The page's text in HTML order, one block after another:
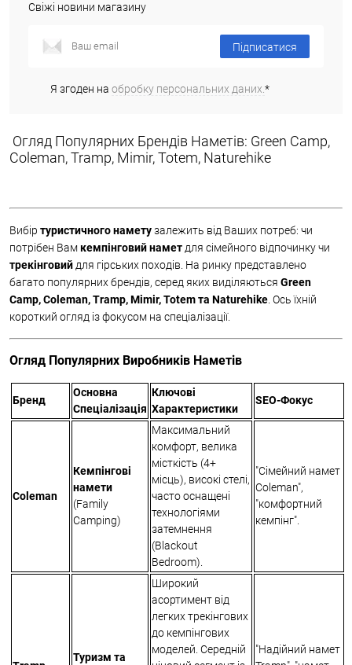
Свіжі новини магазину
Підписатися
Я згоден на обробку персональних даних.*
Огляд Популярних Брендів Наметів: Green Camp,
Coleman, Tramp, Mimir, Totem, Naturehike
Вибір туристичного наметузалежить від Ваших потреб: чи
потрібен Вамкемпінговий намет для сімейного відпочинку чи
трекінговий для гірських походів. На ринку представлено
багато популярних брендів, серед яких виділяються Green
Camp, Coleman, Tramp, Mimir, Totem та Naturehike . Ось їхній
короткий огляд із фокусом на спеціалізації.
Огляд Популярних Виробників Наметів
Бренд
Основна
Спеціалізація
Ключові
Характеристики
SEO-Фокус
Coleman
Кемпінгові
намети
(Family
Camping)
Максимальний
комфорт, велика
місткість (4+
місць), високі стелі,
часто оснащені
технологіями
затемнення
(Blackout
Bedroom).
"Сімейний намет
Coleman",
"комфортний
кемпінг".
Туризм та
Широкий
асортимент від
легких трекінгових
до кемпінгових
моделей. Середній
"Надійний намет